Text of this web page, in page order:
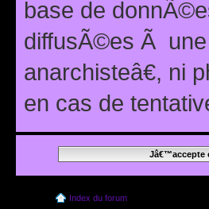
base de
diffusÃ©es Ã
anarchisteâ€, ni
en cas de
Index du forum